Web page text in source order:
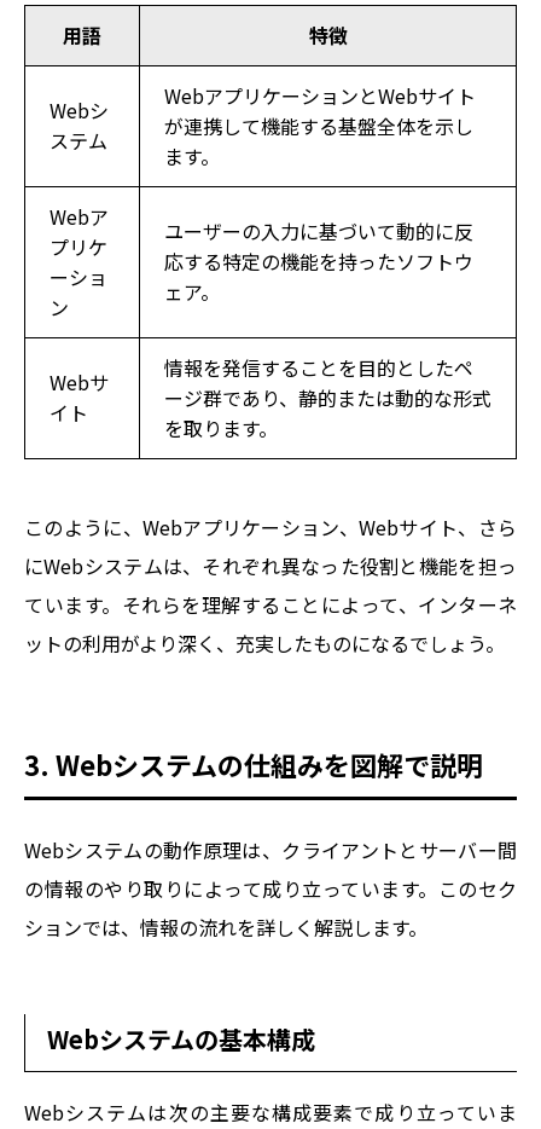
用語 特徴
Webシ
ステム
WebアプリケーションとWebサイト
が連携して機能する基盤全体を示し
ます。
Webア
プリケ
ーショ
ン
ユーザーの入力に基づいて動的に反
応する特定の機能を持ったソフトウ
ェア。
Webサ
イト
情報を発信することを目的としたペ
ージ群であり、静的または動的な形式
を取ります。
このように、Webアプリケーション、Webサイト、さら
にWebシステムは、それぞれ異なった役割と機能を担っ
ています。それらを理解することによって、インターネ
ットの利用がより深く、充実したものになるでしょう。
3. Webシステムの仕組みを図解で説明
Webシステムの動作原理は、クライアントとサーバー間
の情報のやり取りによって成り立っています。このセク
ションでは、情報の流れを詳しく解説します。
Webシステムの基本構成
Webシステムは次の主要な構成要素で成り立っていま